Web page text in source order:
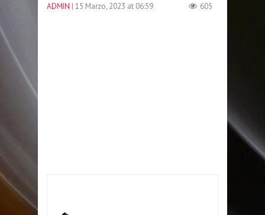
ADMIN | 15 Marzo, 2023 at 06:59 605